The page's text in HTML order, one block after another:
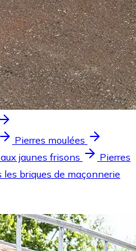
Pierres moulées
jaunes frisons
Pierres
les briques de maçonnerie